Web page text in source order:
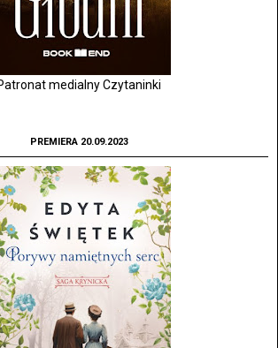
medialny Czytaninki
PREMIERA 20.09.2023